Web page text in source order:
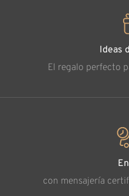
Ideas
El regalo perfecto
con mensajería